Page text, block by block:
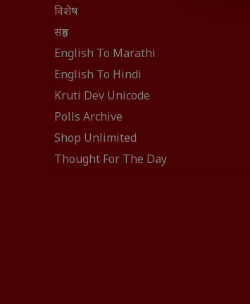
विशेष
संग्रह
English To Marathi
English To Hindi
Kruti Dev Unicode
Polls Archive
Shop Unlimited
Thought For The Day